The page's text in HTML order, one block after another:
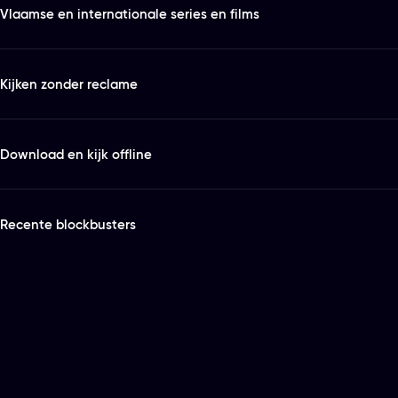
Vlaamse en internationale series en films
Kijken zonder reclame
Download en kijk offline
Recente blockbusters